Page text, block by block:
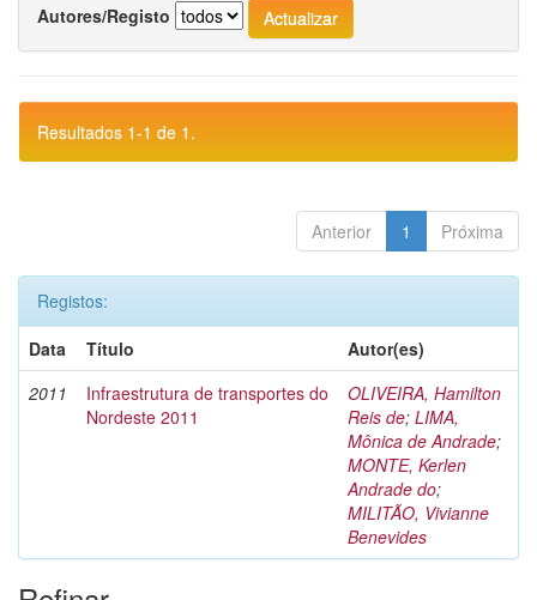
Autores/Registo
Resultados 1-1 de 1.
Anterior 1 Próxima
Registos:
Data
Título
Autor(es)
2011
Infraestrutura de transportes do
Nordeste 2011
OLIVEIRA, Hamilton
Reis de; LIMA,
Mônica de Andrade;
MONTE, Kerlen
Andrade do;
MILITÃO, Vivianne
Benevides